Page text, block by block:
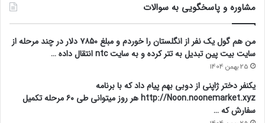
مشاوره و پاسخگویی به سوالات
من هم گول یک نفر از انگلستان را خوردم و مبلغ ۷۸۵۰ دلار در چند مرحله از
سایت بیت پین تبدیل به تتر کرده و به سایت ntc انتقال داده …
25 بهمن 1404
یکنفر دختر ژاپنی از دوبی بهم پیام داد که با برنامه
http://Noon.noonemarket.xyz هر روز میتوانی طی ۶۰ مرحله تکمیل
سفارش که …